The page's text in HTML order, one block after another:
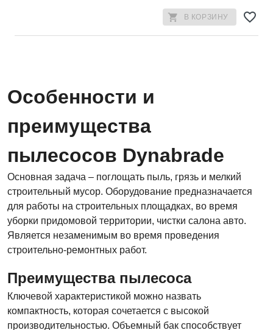
В КОРЗИНУ
Особенности и
преимущества
пылесосов Dynabrade
Основная задача – поглощать пыль, грязь и мелкий
строительный мусор. Оборудование предназначается
для работы на строительных площадках, во время
уборки придомовой территории, чистки салона авто.
Является незаменимым во время проведения
строительно-ремонтных работ.
Преимущества пылесоса
Ключевой характеристикой можно назвать
компактность, которая сочетается с высокой
производительностью. Объемный бак способствует